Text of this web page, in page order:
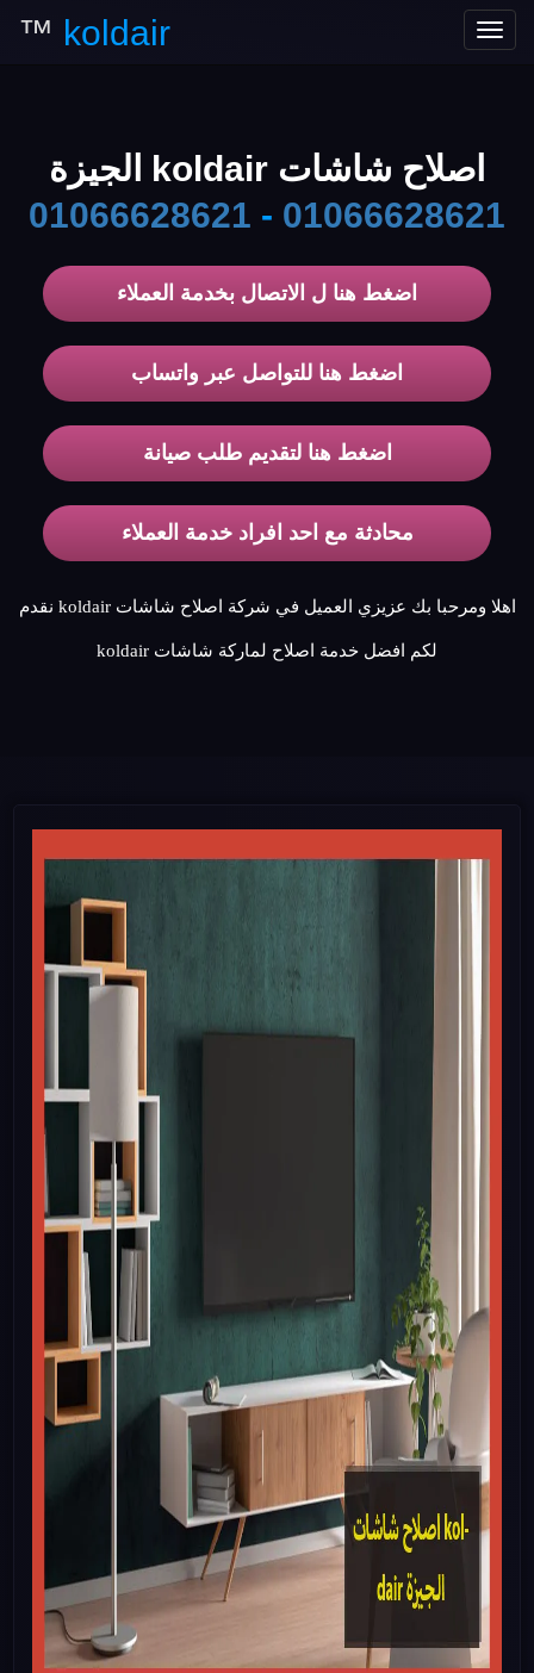
Toggle
koldair
™
اصلاح شاشات koldair الجيزة
01066628621
-
01066628621
اضغط هنا ل الاتصال بخدمة العملاء
اضغط هنا للتواصل عبر واتساب
اضغط هنا لتقديم طلب صيانة
محادثة مع احد افراد خدمة العملاء
اهلا ومرحبا بك عزيزي العميل في شركة اصلاح شاشات koldair نقدم
لكم افضل خدمة اصلاح لماركة شاشات koldair